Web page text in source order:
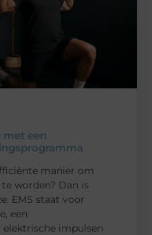
met een
manier om
worden? Dan is
EMS staat voor
een
impulsen